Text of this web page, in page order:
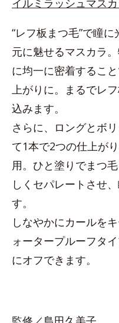
“レフ板まつ毛”で瞳
元に魅せるマスカラ
に均一に密着するこ
上がりに。まるでレ
込みます。
さらに、ロングとボ
て1本で2つの仕上が
用。ひと塗りでまつ
しくセパレートさせ
す。
しなやかにカールを
ォータープルーフタ
にオフできます。